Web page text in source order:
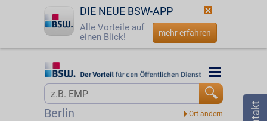
DIE NEUE BSW-APP
Alle Vorteile auf
einen Blick!
mehr erfahren
Startseite
Berlin
Startseite